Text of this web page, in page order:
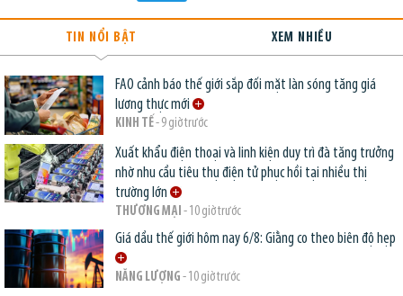
TIN NỔI BẬT XEM NHIỀU
FAO cảnh báo thế giới sắp đối mặt làn sóng tăng giá
lương thực mới
KINH TẾ- 9 giờ trước
Xuất khẩu điện thoại và linh kiện duy trì đà tăng trưởng
nhờ nhu cầu tiêu thụ điện tử phục hồi tại nhiều thị
trường lớn
THƯƠNG MẠI - 10 giờ trước
Giá dầu thế giới hôm nay 6/8: Giằng co theo biên độ hẹp
NĂNG LƯỢNG - 10 giờ trước